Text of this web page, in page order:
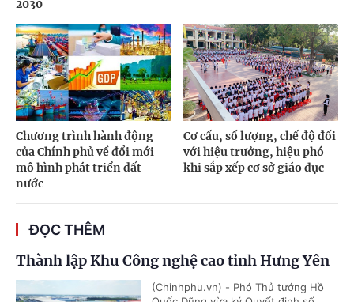
2030
Chương trình hành động
của Chính phủ về đổi mới
mô hình phát triển đất
nước
Cơ cấu, số lượng, chế độ đối
với hiệu trưởng, hiệu phó
khi sắp xếp cơ sở giáo dục
ĐỌC THÊM
Thành lập Khu Công nghệ cao tỉnh Hưng Yên
(Chinhphu.vn) - Phó Thủ tướng Hồ